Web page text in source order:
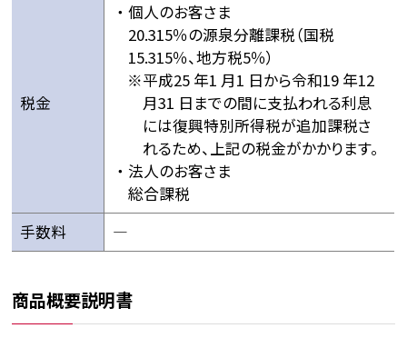
税金
個人のお客さま
20.315％の源泉分離課税（国税
15.315％、地方税5％）
平成25 年1 月1 日から令和19 年12
月31 日までの間に支払われる利息
には復興特別所得税が追加課税さ
れるため、上記の税金がかかります。
法人のお客さま
総合課税
手数料
―
商品概要説明書